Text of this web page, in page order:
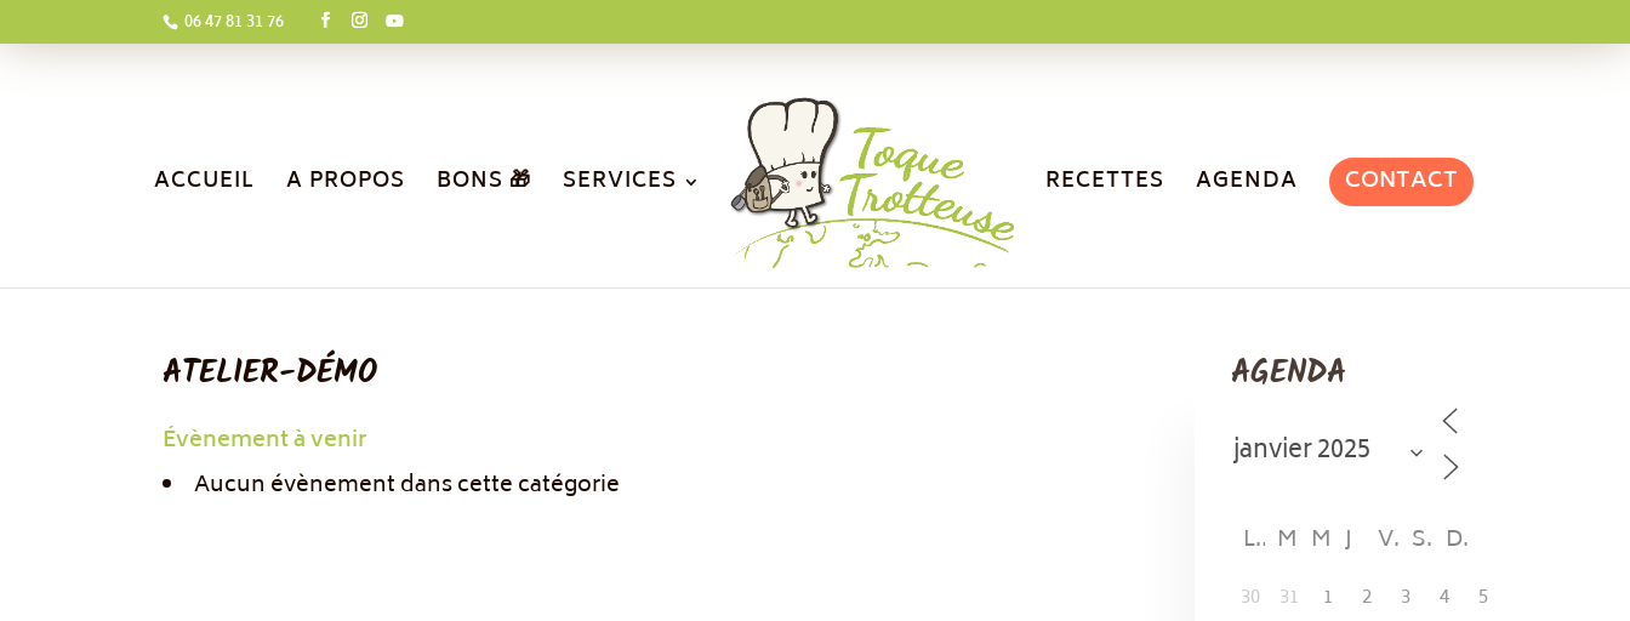
06 47 81 31 76
ACCUEIL A PROPOS BONS 🎁 SERVICES RECETTES AGENDA CONTACT
ATELIER-DÉMO
Évènement à venir
Aucun évènement dans cette catégorie
AGENDA
L M MJ V S D
30 31 1 2 3 4
5